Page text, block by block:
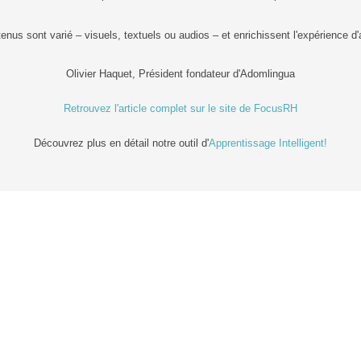
sont varié – visuels, textuels ou audios – et enrichissent l'expérience
Olivier Haquet, Président fondateur d'Adomlingua
Retrouvez l'article complet sur le site de FocusRH
Découvrez plus en détail notre outil d'Apprentissage Intelligent!